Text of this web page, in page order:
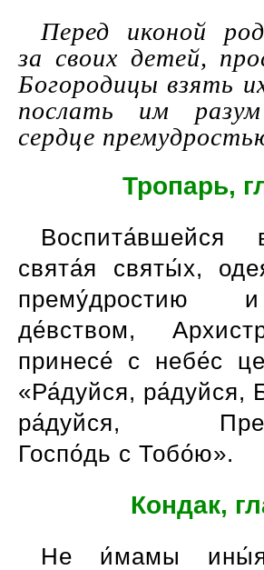
Перед иконой
за своих детей,
Богородицы взять
послать им
сердце
Тропарь,
свята́я святы́х,
прему́дростию
де́вством,
принесе́ с небе́с
Ра́дуйся, ра́дуйся,
ра́дуйся,
Госпо́дь с Тобо́ю
.
Кондак,
Не и́мамы